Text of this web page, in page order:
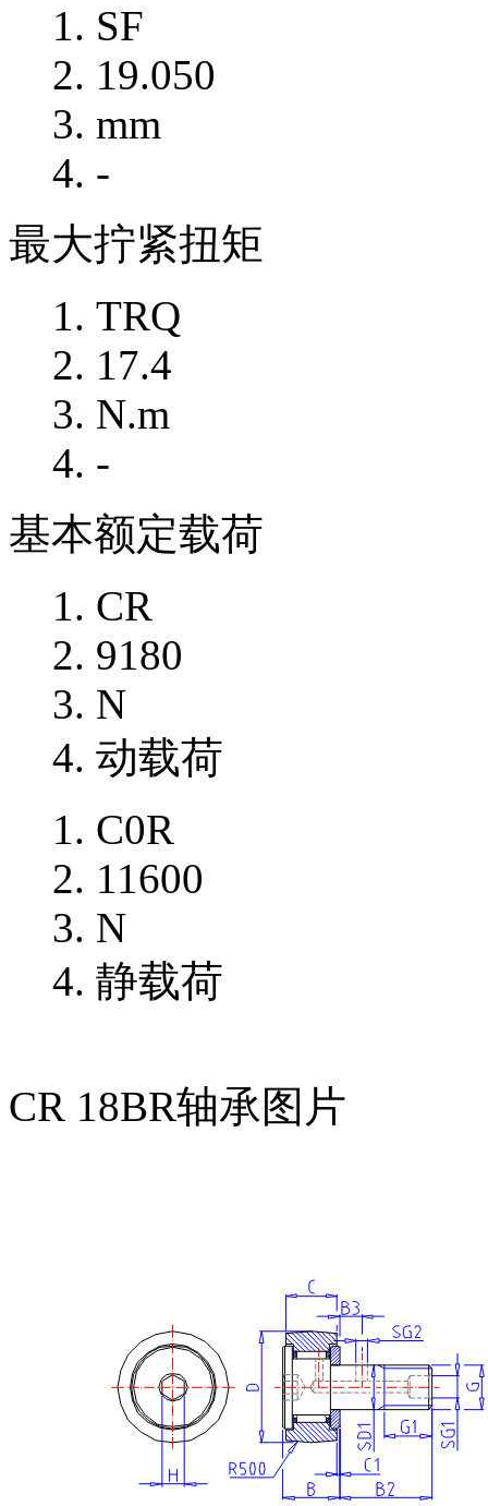
SF
19.050
mm
-
最大拧紧扭矩
TRQ
17.4
N.m
-
基本额定载荷
CR
9180
N
动载荷
C0R
11600
N
静载荷
CR 18BR轴承图片